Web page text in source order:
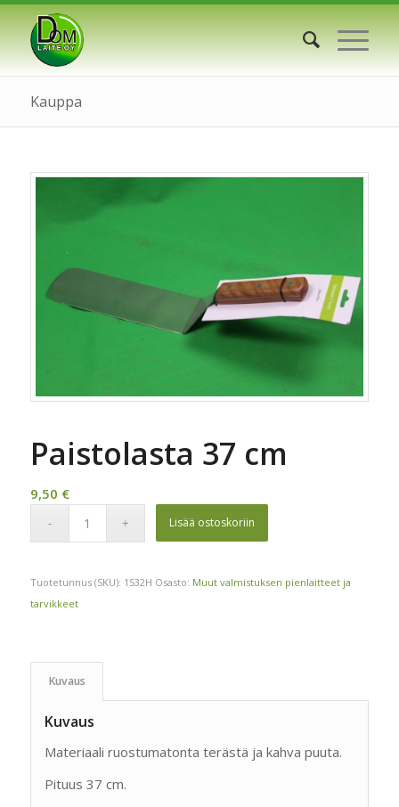
Kauppa
Paistolasta 37 cm
9,50 €
Lisää ostoskoriin
Tuotetunnus (SKU): 1532H Osasto: Muut valmistuksen pienlaitteet ja
tarvikkeet
Kuvaus
Kuvaus
Materiaali ruostumatonta terästä ja kahva puuta.
Pituus 37 cm.